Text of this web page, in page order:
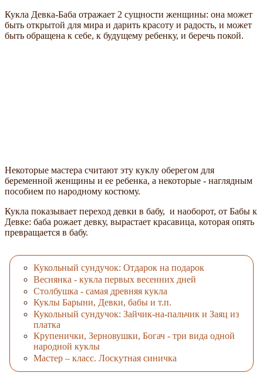
Кукла Девка-Баба отражает 2 сущности женщины: она может
быть открытой для мира и дарить красоту и радость, и может
быть обращена к себе, к будущему ребенку, и беречь покой.
Некоторые мастера считают эту куклу оберегом для
беременной женщины и ее ребенка, а некоторые - наглядным
пособием по народному костюму.
Кукла показывает переход девки в бабу, и наоборот, от Бабы к
Девке: баба рожает девку, вырастает красавица, которая опять
превращается в бабу.
Кукольный сундучок: Отдарок на подарок
Веснянка - кукла первых весенних дней
Столбушка - самая древняя кукла
Куклы Барыни, Девки, бабы и т.п.
Кукольный сундучок: Зайчик-на-пальчик и Заяц из
платка
Крупенички, Зерновушки, Богач - три вида одной
народной куклы
Мастер – класс. Лоскутная синичка